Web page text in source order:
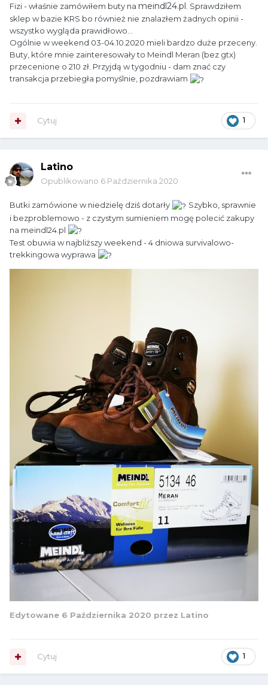
Fizi - właśnie zamówiłem buty na meindl24.pl . Sprawdziłem
sklep w bazie KRS bo również nie znalazłem żadnych opinii -
wszystko wygląda prawidłowo...
Ogólnie w weekend 03-04.10.2020 mieli bardzo duże przeceny.
Buty, które mnie zainteresowały to Meindl Meran (bez gtx)
przecenione o 210 zł. Przyjdą w tygodniu - dam znać czy
transakcja przebiegła pomyślnie, pozdrawiam
1
Cytuj
Latino
Opublikowano 6 Października 2020
Butki zamówione w niedzielę dziś dotarły
Szybko, sprawnie
i bezproblemowo - z czystym sumieniem mogę polecić zakupy
na meindl24.pl
Test obuwia w najbliższy weekend - 4 dniowa survivalowo-
trekkingowa wyprawa
Edytowane 6 Października 2020 przez Latino
1
Cytuj